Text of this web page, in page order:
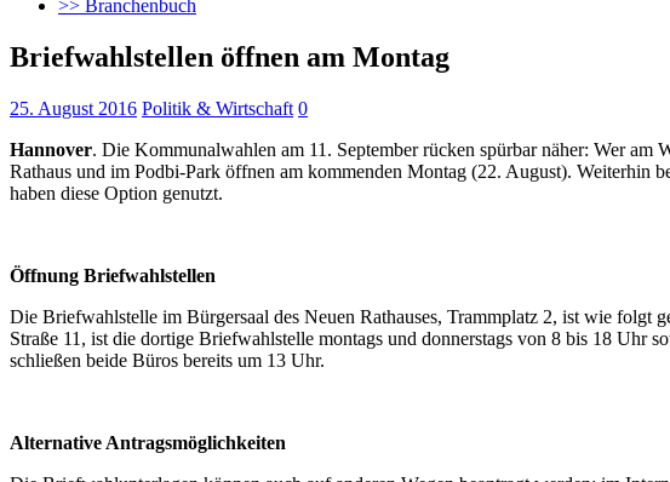
>> Branchenbuch
Briefwahlstellen öffnen am Montag
25. August 2016 Politik & Wirtschaft 0
Hannover. Die Kommunalwahlen am 11. September rücken spürbar näher: Wer
Rathaus und im Podbi-Park öffnen am kommenden Montag (22. August). Weiterhin
haben diese Option genutzt.
Öffnung Briefwahlstellen
Die Briefwahlstelle im Bürgersaal des Neuen Rathauses, Trammplatz 2, ist wie folgt
Straße 11, ist die dortige Briefwahlstelle montags und donnerstags von 8 bis 18 Uhr
schließen beide Büros bereits um 13 Uhr.
Alternative Antragsmöglichkeiten